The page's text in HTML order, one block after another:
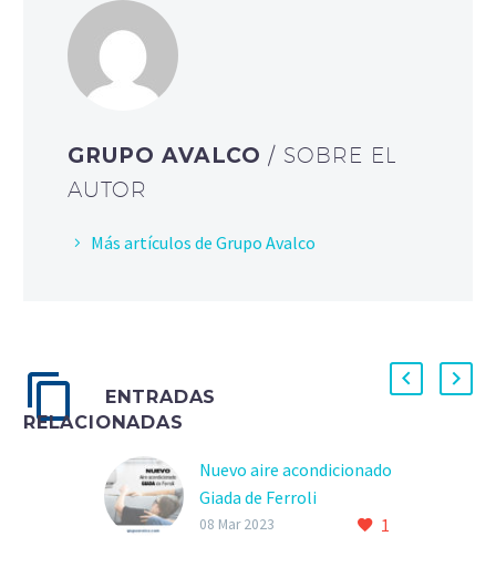
GRUPO AVALCO/ SOBRE EL
AUTOR
Más artículos de Grupo Avalco
ENTRADAS
RELACIONADAS
Nuevo aire acondicionado
Giada de Ferroli
climatización eficiente y1
08 Mar 2023